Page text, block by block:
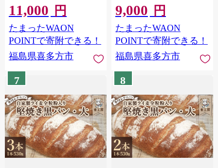
11,000 円
たまったWAON
POINTで寄附できる！
福島県喜多方市
9,000 円
たまったWAON
POINTで寄附できる！
福島県喜多方市
7 8